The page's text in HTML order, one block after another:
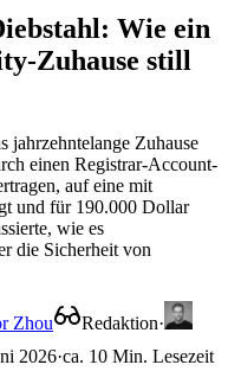
Wie ein
Zuhause still
jahrzehntelange Zuhause
einen Registrar-Account-
auf eine mit
und für 190.000 Dollar
wie es
die Sicherheit von
Zhou Redaktion·
2026·ca. 10 Min. Lesezeit